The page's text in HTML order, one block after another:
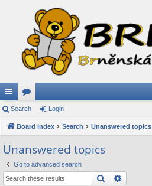
ui
ck
lin
ks
or
u
s
Search Login
Board index Search Unanswered topics
Unanswered topics
Go to advanced search
Search